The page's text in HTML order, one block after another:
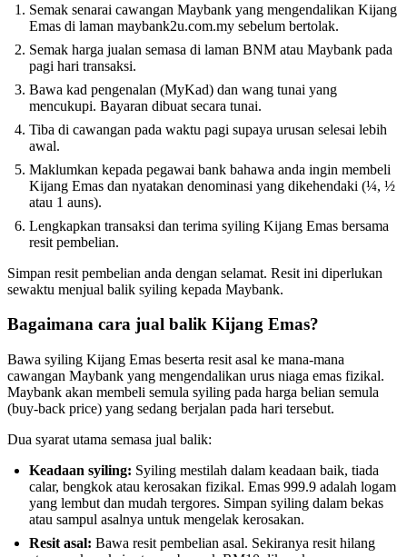
Semak senarai cawangan Maybank yang mengendalikan Kijang
Emas di laman maybank2u.com.my sebelum bertolak.
Semak harga jualan semasa di laman BNM atau Maybank pada
pagi hari transaksi.
Bawa kad pengenalan (MyKad) dan wang tunai yang
mencukupi. Bayaran dibuat secara tunai.
Tiba di cawangan pada waktu pagi supaya urusan selesai lebih
awal.
Maklumkan kepada pegawai bank bahawa anda ingin membeli
Kijang Emas dan nyatakan denominasi yang dikehendaki (¼, ½
atau 1 auns).
Lengkapkan transaksi dan terima syiling Kijang Emas bersama
resit pembelian.
Simpan resit pembelian anda dengan selamat. Resit ini diperlukan
sewaktu menjual balik syiling kepada Maybank.
Bagaimana cara jual balik Kijang Emas?
Bawa syiling Kijang Emas beserta resit asal ke mana-mana
cawangan Maybank yang mengendalikan urus niaga emas fizikal.
Maybank akan membeli semula syiling pada harga belian semula
(buy-back price) yang sedang berjalan pada hari tersebut.
Dua syarat utama semasa jual balik:
Keadaan syiling: Syiling mestilah dalam keadaan baik, tiada
calar, bengkok atau kerosakan fizikal. Emas 999.9 adalah logam
yang lembut dan mudah tergores. Simpan syiling dalam bekas
atau sampul asalnya untuk mengelak kerosakan.
Resit asal: Bawa resit pembelian asal. Sekiranya resit hilang